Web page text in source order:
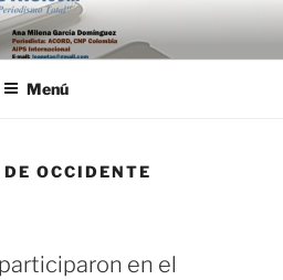
Menú
OCCIDENTE
en el